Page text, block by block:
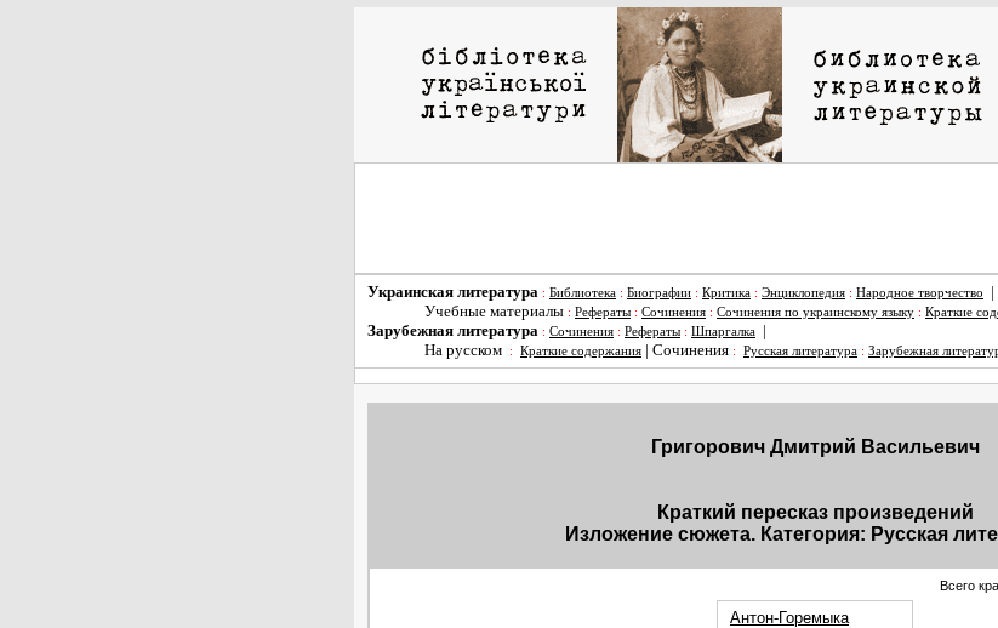
Украинская литература : Библиотека : Биографии : Критика : Энциклопедия : Народное творчество
|
Учебные материалы : Рефераты : Сочинения : Сочинения по украинскому языку : Краткие
Зарубежная литература : Сочинения : Рефераты : Шпаргалка
|
На русском
: Краткие содержания | Сочинения : Русская литература : Зарубежная
Григорович Дмитрий Васильевич
Краткий пересказ произведений
Изложение сюжета. Категория: Русская
Всего
Антон-Горемыка